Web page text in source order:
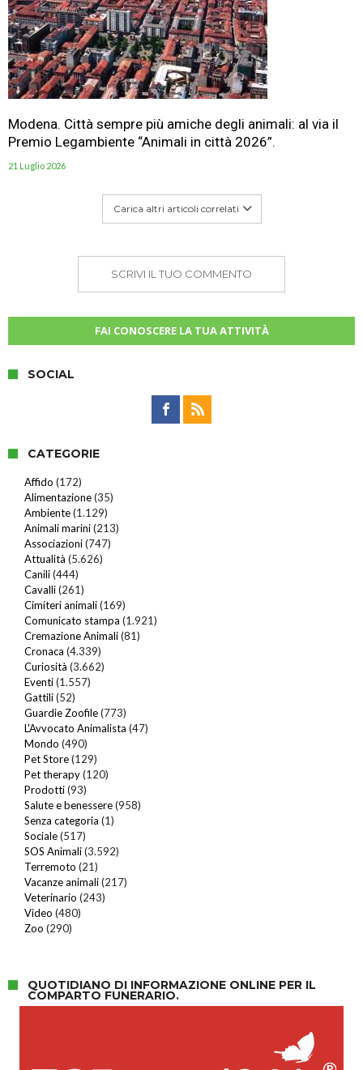
Modena. Città sempre più amiche degli animali: al via il
Premio Legambiente “Animali in città 2026”.
21 Luglio 2026
Carica altri articoli correlati
SCRIVI IL TUO COMMENTO
FAI CONOSCERE LA TUA ATTIVITÀ
SOCIAL
CATEGORIE
Affido (172)
Alimentazione(35)
Ambiente(1.129)
Animali marini(213)
Associazioni(747)
Attualità (5.626)
Canili(444)
Cavalli(261)
Cimiteri animali(169)
Comunicato stampa (1.921)
Cremazione Animali(81)
Cronaca (4.339)
Curiosità (3.662)
Eventi(1.557)
Gattili(52)
Guardie Zoofile(773)
L'Avvocato Animalista (47)
Mondo (490)
Pet Store(129)
Pet therapy(120)
Prodotti(93)
Salute e benessere(958)
Senza categoria (1)
Sociale(517)
SOS Animali(3.592)
Terremoto (21)
Vacanze animali(217)
Veterinario (243)
Video (480)
Zoo (290)
QUOTIDIANO DI INFORMAZIONE ONLINE PER IL
COMPARTO FUNERARIO.